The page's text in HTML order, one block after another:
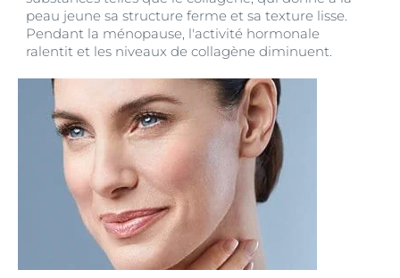
peau jeune sa structure ferme et sa texture lisse.
Pendant la ménopause, l'activité hormonale
ralentit et les niveaux de collagène diminuent.